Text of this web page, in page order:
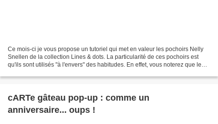
Ce mois-ci je vous propose un tutoriel qui met en valeur les pochoirs Nelly
Snellen de la collection Lines & dots. La particularité de ces pochoirs est
qu'ils sont utilisés "à l'envers" des habitudes. En effet, vous noterez que le
cARTe gâteau pop-up : comme un
anniversaire... oups !